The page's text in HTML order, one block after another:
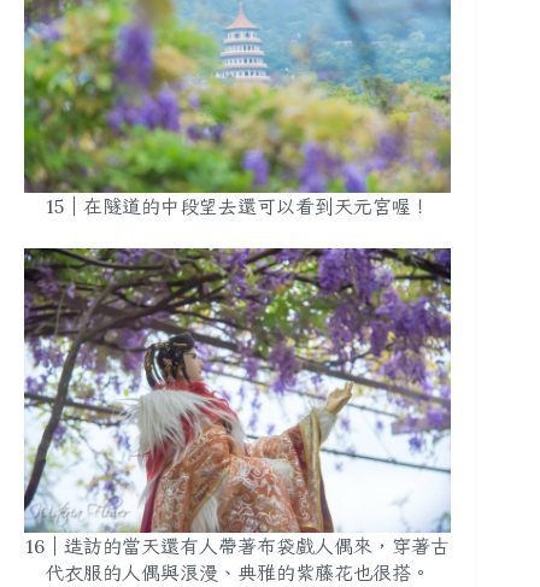
15｜在隧道的中段望去還可以看到天元宮喔！
16｜造訪的當天還有人帶著布袋戲人偶來，穿著古
代衣服的人偶與浪漫、典雅的紫藤花也很搭。